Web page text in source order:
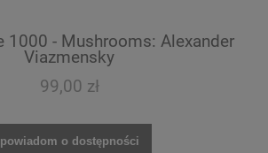
1000 - Mushrooms: Alexander
Viazmensky
99,00 zł
powiadom o dostępności